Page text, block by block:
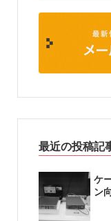
最近の投稿記
ケ
ン